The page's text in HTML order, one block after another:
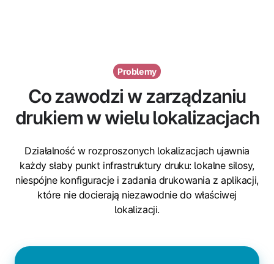
Problemy
Co zawodzi w zarządzaniu
drukiem w wielu lokalizacjach
Działalność w rozproszonych lokalizacjach ujawnia
każdy słaby punkt infrastruktury druku: lokalne silosy,
niespójne konfiguracje i zadania drukowania z aplikacji,
które nie docierają niezawodnie do właściwej
lokalizacji.